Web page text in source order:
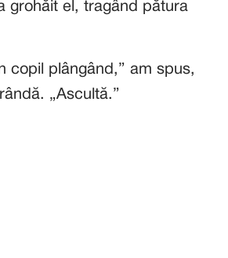
grohăit el, tragând pătura
copil plângând,” am spus,
„Ascultă.”